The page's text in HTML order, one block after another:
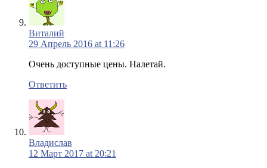
Виталий
29 Апрель 2016 at 11:26
Очень доступные цены. Налетай.
Ответить
Владислав
12 Март 2017 at 20:21